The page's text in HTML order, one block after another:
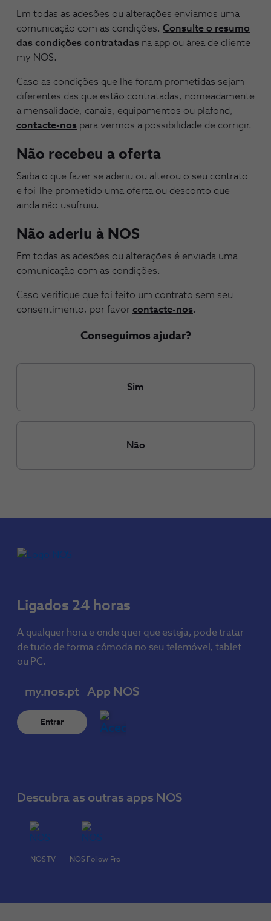
Em todas as adesões ou alterações enviamos uma
comunicação com as condições. Consulte o resumo
das condições contratadas na app ou área de cliente
my NOS.
Caso as condições que lhe foram prometidas sejam
diferentes das que estão contratadas, nomeadamente
a mensalidade, canais, equipamentos ou plafond,
contacte-nos para vermos a possibilidade de corrigir.
Não recebeu a oferta
Saiba o que fazer se aderiu ou alterou o seu contrato
e foi-lhe prometido uma oferta ou desconto que
ainda não usufruiu.
Não aderiu à NOS
Em todas as adesões ou alterações é enviada uma
comunicação com as condições.
Caso verifique que foi feito um contrato sem seu
consentimento, por favor contacte-nos.
Conseguimos ajudar?
Sim
Não
Ligados 24 horas
A qualquer hora e onde quer que esteja, pode tratar
de tudo de forma cómoda no seu telemóvel, tablet
ou PC.
my.nos.pt
Entrar
App NOS
Descubra as outras apps NOS
NOS TV NOS Follow Pro